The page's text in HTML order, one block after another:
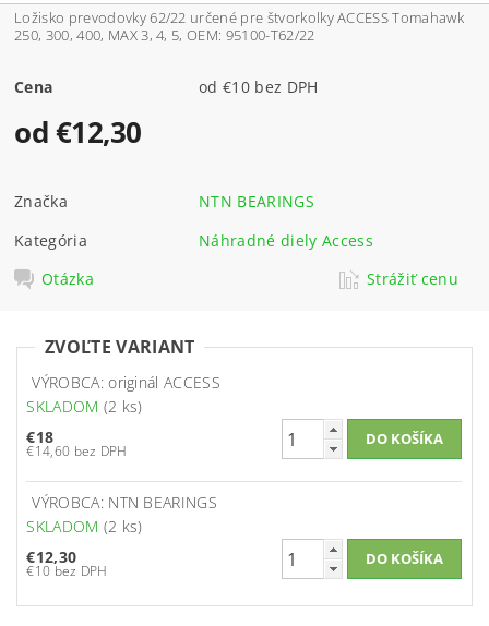
Ložisko prevodovky 62/22 určené pre štvorkolky ACCESS Tomahawk
250, 300, 400, MAX 3, 4, 5, OEM: 95100-T62/22
Cena od €10 bez DPH
od €12,30
Značka
NTN BEARINGS
Kategória
Náhradné diely Access
Otázka
Strážiť cenu
ZVOĽTE VARIANT
VÝROBCA: originál ACCESS
SKLADOM (2 ks)
€18
€14,60 bez DPH
VÝROBCA: NTN BEARINGS
SKLADOM (2 ks)
€12,30
€10 bez DPH